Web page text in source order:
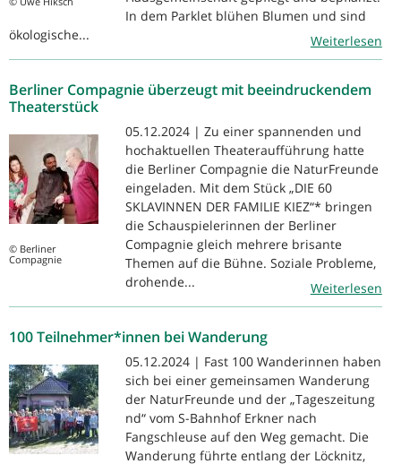
In dem Parklet blühen Blumen und sind
ökologische...
Weiterlesen
Berliner Compagnie überzeugt mit beeindruckendem
Theaterstück
© Berliner
Compagnie
05.12.2024 | Zu einer spannenden und
hochaktuellen Theateraufführung hatte
die Berliner Compagnie die NaturFreunde
eingeladen. Mit dem Stück „DIE 60
SKLAVINNEN DER FAMILIE KIEZ“* bringen
die Schauspielerinnen der Berliner
Compagnie gleich mehrere brisante
Themen auf die Bühne. Soziale Probleme,
drohende...
Weiterlesen
100 Teilnehmer*innen bei Wanderung
05.12.2024 | Fast 100 Wanderinnen haben
sich bei einer gemeinsamen Wanderung
der NaturFreunde und der „Tageszeitung
nd“ vom S-Bahnhof Erkner nach
Fangschleuse auf den Weg gemacht. Die
Wanderung führte entlang der Löcknitz,